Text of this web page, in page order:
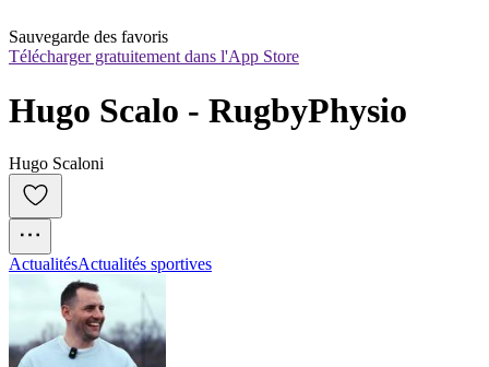
Sauvegarde des favoris
Télécharger gratuitement dans l'App Store
Hugo Scalo - RugbyPhysio
Hugo Scaloni
ActualitésActualités sportives